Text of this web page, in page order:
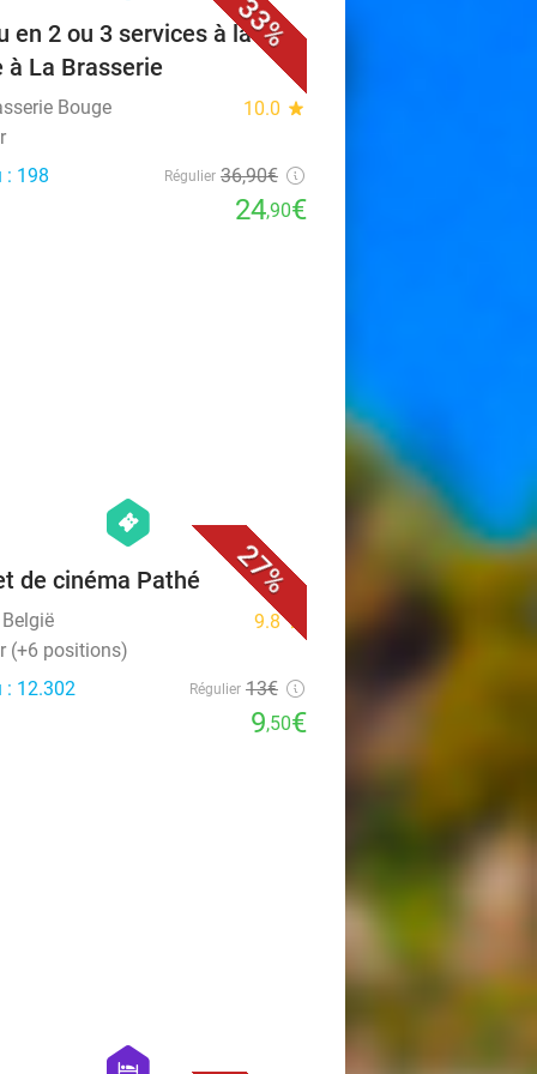
33%
en 2 ou 3 services à la
à La Brasserie
Bouge 10.0 star
: 198
Régulier 36,90€
24,90€
27%
hexagon
events
de cinéma Pathé
9.8star
(+6 positions)
: 12.302
Régulier 13€
9,50€
hotel